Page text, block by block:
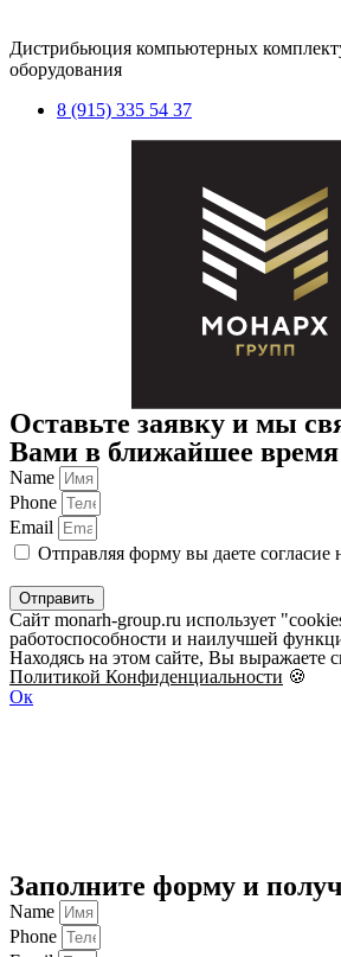
Дистрибьюция компьютерных
оборудования
8 (915) 335 54 37
Оставьте заявку и мы
Вами в ближайшее время
Name
Phone
Email
Отправляя форму вы даете согласие
Отправить
Сайт monarh-group.ru использует
работоспособности и наилучшей
Находясь на этом сайте, Вы выражаете
Политикой Конфиденциальности 🍪
Ок
Заполните форму и
Name
Phone